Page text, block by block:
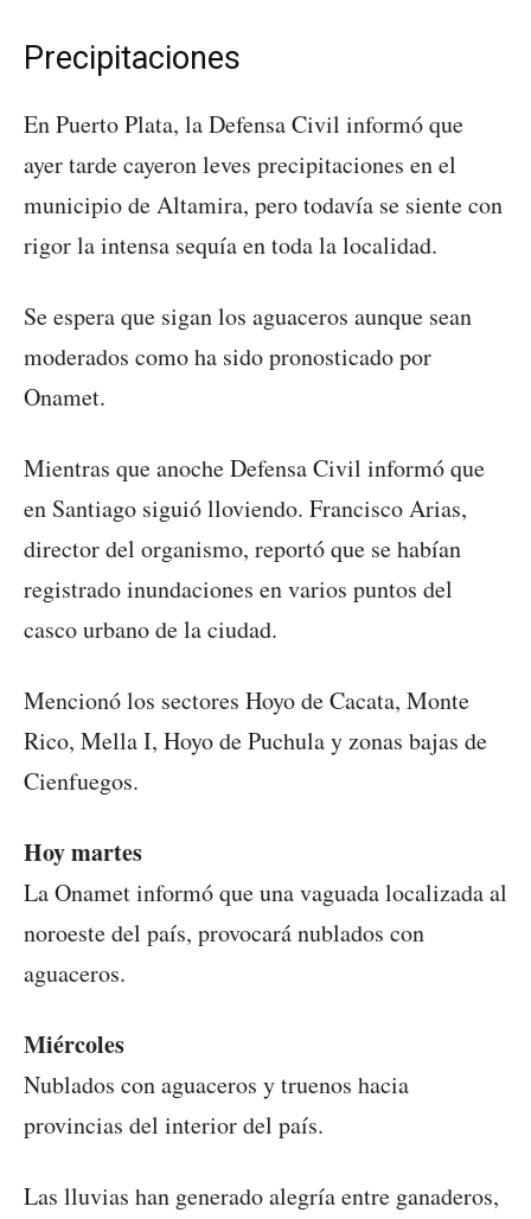
Precipitaciones
En Puerto Plata, la Defensa Civil informó que
ayer tarde cayeron leves precipitaciones en el
municipio de Altamira, pero todavía se siente con
rigor la intensa sequía en toda la localidad.
Se espera que sigan los aguaceros aunque sean
moderados como ha sido pronosticado por
Onamet.
Mientras que anoche Defensa Civil informó que
en Santiago siguió lloviendo. Francisco Arias,
director del organismo, reportó que se habían
registrado inundaciones en varios puntos del
casco urbano de la ciudad.
Mencionó los sectores Hoyo de Cacata, Monte
Rico, Mella I, Hoyo de Puchula y zonas bajas de
Cienfuegos.
Hoy martes
La Onamet informó que una vaguada localizada al
noroeste del país, provocará nublados con
aguaceros.
Miércoles
Nublados con aguaceros y truenos hacia
provincias del interior del país.
Las lluvias han generado alegría entre ganaderos,